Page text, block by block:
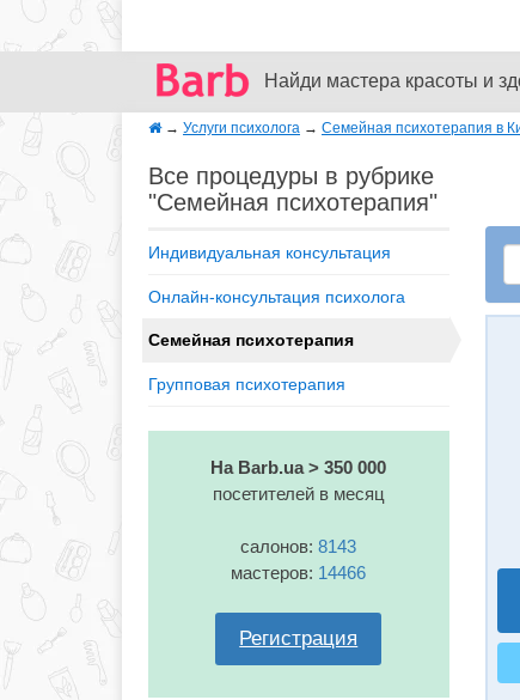
Найди мастера красоты и
→ Услуги психолога → Семейная психотерапия в
Все процедуры в рубрике
"Семейная психотерапия"
Индивидуальная консультация
Онлайн-консультация психолога
Семейная психотерапия
Групповая психотерапия
На Barb.ua > 350 000
посетителей в месяц
салонов:8143
мастеров: 14466
Регистрация